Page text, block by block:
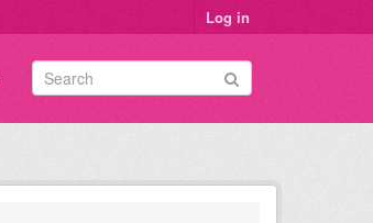
Log in